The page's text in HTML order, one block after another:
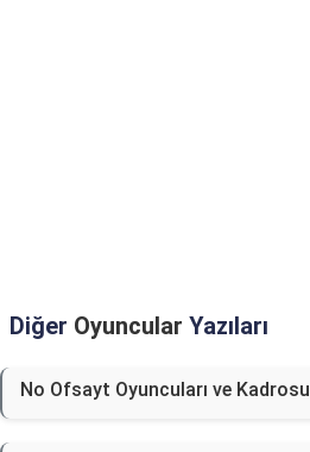
Diğer Oyuncular Yazıları
No Ofsayt Oyuncuları ve Kadrosu